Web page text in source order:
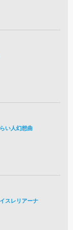
い人幻想曲
スレリアーナ